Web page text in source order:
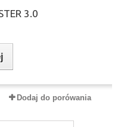
3.0
Dodaj do porówania